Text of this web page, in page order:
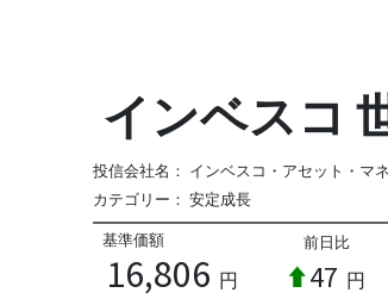
インベスコ
投信会社名： インベスコ・アセット・マ
カテゴリー： 安定成長
基準価額
16,806 円
前日比
47 円